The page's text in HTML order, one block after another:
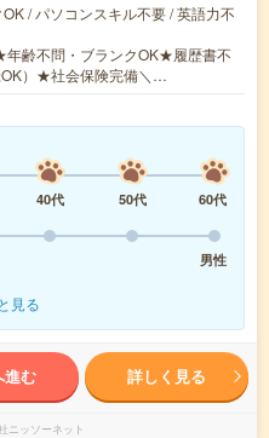
/ パソコンスキル不要 / 英語力不
齢不問・ブランクOK★履歴書不
OK）★社会保険完備＼…
40代 50代
60代
男性
見る
進む 詳しく見る
ニッソーネット